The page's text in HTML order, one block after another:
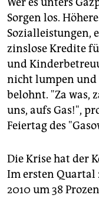
Sorgen los.
Sozialleistungen,
zinslose Kredite
und
nicht lumpen und
belohnt. "Za was,
uns, aufs Gas!",
Feiertag des
Die Krise hat der
Im ersten Quartal
2010 um 38